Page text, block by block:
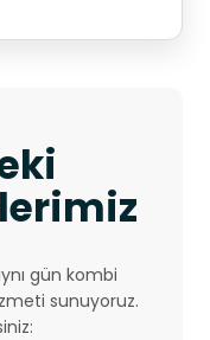
gün kombi
sunuyoruz.